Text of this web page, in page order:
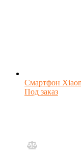
Смартфон
Под заказ